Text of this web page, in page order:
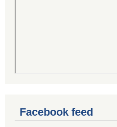
Facebook feed